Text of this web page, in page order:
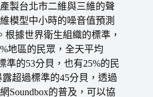
製台北市二維與三維的聲
模型中小時的噪音值預測
根據世界衛生組織的標準，
地區的民眾，全天平均
準的53分貝，也有25%的民
超過標準的45分貝，透過
Soundbox的普及，可以協